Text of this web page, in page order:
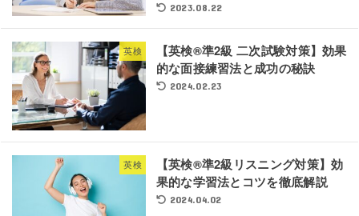
2023.08.22
英検
【英検®準2級 二次試験対策】効果
的な面接練習法と成功の秘訣
2024.02.23
英検
【英検®準2級リスニング対策】効
果的な学習法とコツを徹底解説
2024.04.02